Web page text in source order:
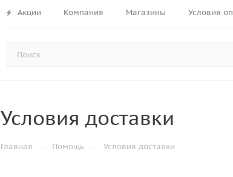
Акции Компания Магазины Условия
Условия доставки
Главная — Помощь — Условия доставки